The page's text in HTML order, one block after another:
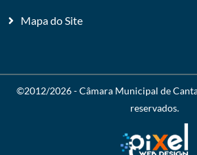
Mapa do Site
©2012/2026 -Câmara Municipal de
reservados.